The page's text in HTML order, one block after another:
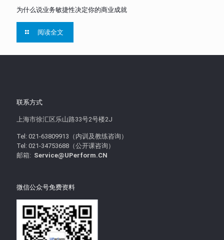
为什么说业务敏捷性决定你的商业成就
阅读全文
联系方式
上海市徐汇区乐山路33号2号楼2J
Tel: 021-63809913（内训及教练咨询）
Tel: 021-34753688（公开课咨询）
邮箱: Service@UPerform.CN
微信公众号免费资料